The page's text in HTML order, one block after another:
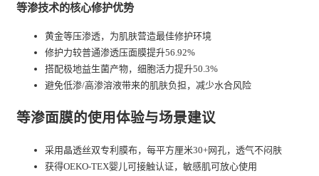
等渗技术的核心修护优势
黄金等压渗透，为肌肤营造最佳修护环境
修护力较普通渗透压面膜提升56.92%
搭配极地益生菌产物，细胞活力提升50.3%
避免低渗/高渗溶液带来的肌肤负担，减少水合风险
等渗面膜的使用体验与场景建议
采用晶透丝双专利膜布，每平方厘米30+网孔，透气不闷肤
获得OEKO-TEX婴儿可接触认证，敏感肌可放心使用